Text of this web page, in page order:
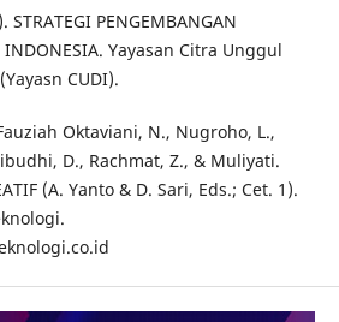
PENGEMBANGAN
INDONESIA. Yayasan Citra Unggul
CUDI).
Oktaviani, N., Nugroho, L.,
D., Rachmat, Z., & Muliyati.
(A. Yanto & D. Sari, Eds.; Cet. 1).